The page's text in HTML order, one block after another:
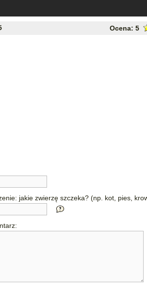
Ocena: 5
jakie zwierzę szczeka? (np. kot, pies,